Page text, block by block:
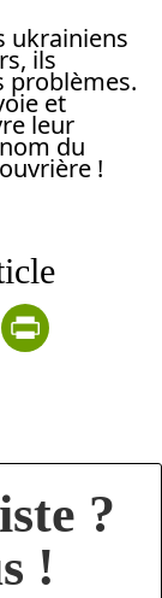
ukrainiens
ils
problèmes.
et
leur
du
!
Email
?
!